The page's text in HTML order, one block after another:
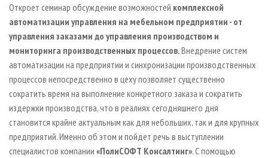
Откроет семинар обсуждение возможностей комплексной
автоматизации управления на мебельном предприятии - от
управления заказами до управления производством и
мониторинга производственных процессов.Внедрение систем
автоматизации на предприятии и синхронизации производственных
процессов непосредственно в цеху позволяет существенно
сократить время на выполнение конкретного заказа и сократить
издержки производства, что в реалиях сегодняшнего дня
становится крайне актуальным как для небольших, так и для крупных
предприятий. Именно об этом и пойдет речь в выступлении
специалистов компании «ПолиСОФТ Консалтинг». С помощью